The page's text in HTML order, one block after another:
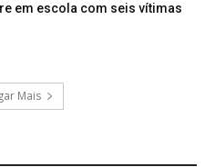
em escola com seis vítimas
Mais